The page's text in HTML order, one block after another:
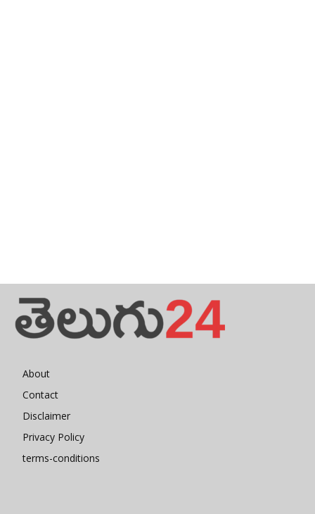
About
Contact
Disclaimer
Privacy Policy
terms-conditions